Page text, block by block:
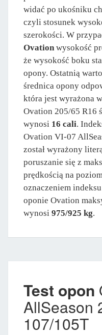
widać po ukośniku
czyli stosunek
szerokości. W
Ovation wysokość
że wysokość boku
opony. Ostatnią
średnica opony
która jest wyrażona
Ovation 205/65 R16
wynosi 16 cali.
Ovation VI-07
został wyrażony
poruszanie się z
prędkością na
oznaczeniem
oponie Ovation
wynosi 975/925 kg.
Test opon
AllSeason
107/105T